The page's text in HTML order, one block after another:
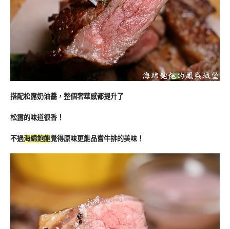
搭配松露奶油醬，整個奢華感都提升了
松露的味道很香！
不過海綿飽飽覺得原味更能品嘗牛排的美味！